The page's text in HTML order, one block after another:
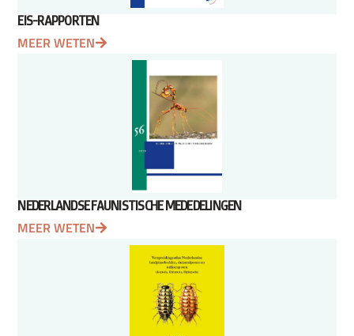
EIS-RAPPORTEN
MEER WETEN
NEDERLANDSE FAUNISTISCHE MEDEDELINGEN
MEER WETEN